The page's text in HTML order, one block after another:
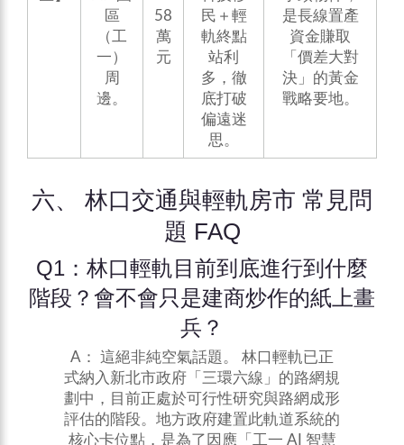
區
（工
一）
周
邊。
58
萬
元
民＋輕
軌終點
站利
多，徹
底打破
偏遠迷
思。
是長線置產
資金賺取
「價差大對
決」的黃金
戰略要地。
六、 林口交通與輕軌房市 常見問
題 FAQ
Q1：林口輕軌目前到底進行到什麼
階段？會不會只是建商炒作的紙上畫
兵？
A： 這絕非純空氣話題。 林口輕軌已正
式納入新北市政府「三環六線」的路網規
劃中，目前正處於可行性研究與路網成形
評估的階段。地方政府建置此軌道系統的
核心卡位點，是為了因應「工一 AI 智慧